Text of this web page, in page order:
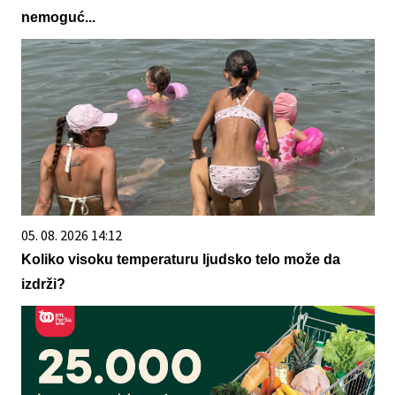
nemoguć...
05. 08. 2026 14:12
Koliko visoku temperaturu ljudsko telo može da
izdrži?